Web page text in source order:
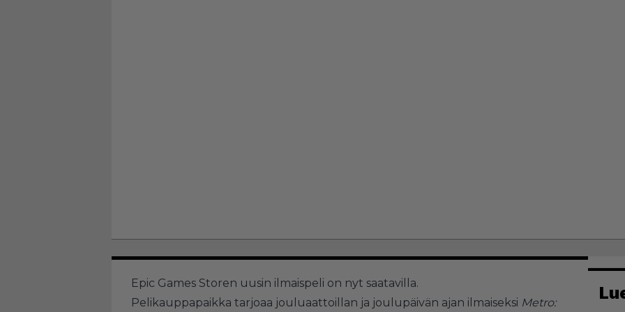
Epic Games Storen uusin ilmaispeli on nyt saatavilla.
Pelikauppapaikka tarjoaa jouluaattoillan ja joulupäivän ajan ilmaiseksi Metro: